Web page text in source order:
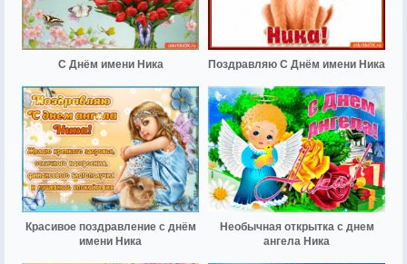
С Днём имени Ника Поздравляю С Днём имени Ника
Красивое поздравление с днём
имени Ника
Необычная открытка с днем
ангела Ника